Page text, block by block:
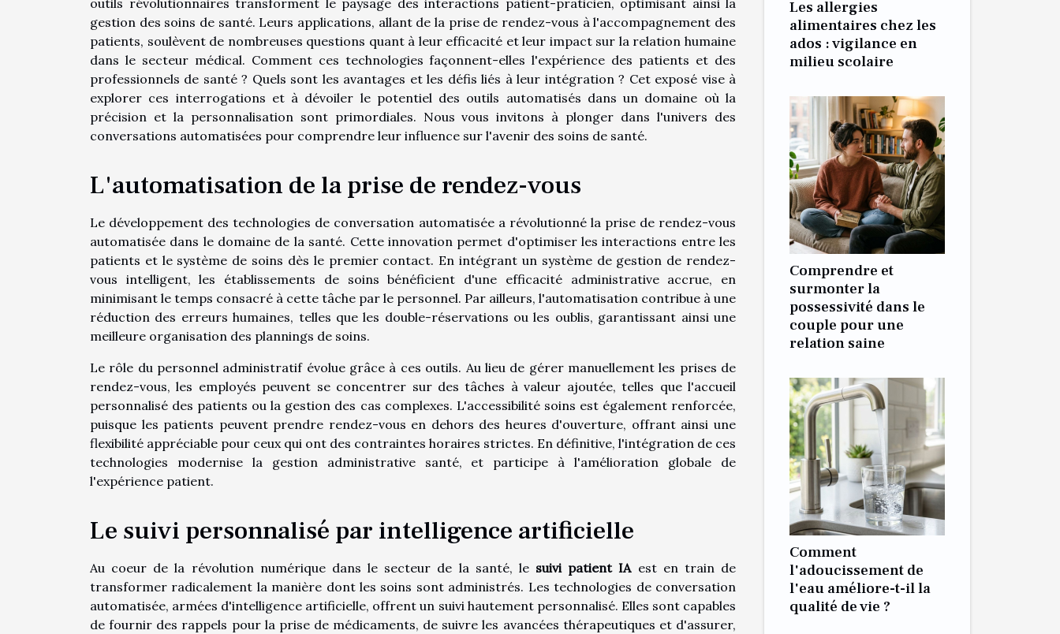
outils révolutionnaires transforment le paysage des interactions patient-praticien, optimisant ainsi la
gestion des soins de santé. Leurs applications, allant de la prise de rendez-vous à l'accompagnement des
patients, soulèvent de nombreuses questions quant à leur efficacité et leur impact sur la relation humaine
dans le secteur médical. Comment ces technologies façonnent-elles l'expérience des patients et des
professionnels de santé ? Quels sont les avantages et les défis liés à leur intégration ? Cet exposé vise à
explorer ces interrogations et à dévoiler le potentiel des outils automatisés dans un domaine où la
précision et la personnalisation sont primordiales. Nous vous invitons à plonger dans l'univers des
conversations automatisées pour comprendre leur influence sur l'avenir des soins de santé.
L'automatisation de la prise de rendez-vous
Le développement des technologies de conversation automatisée a révolutionné la prise de rendez-vous
automatisée dans le domaine de la santé. Cette innovation permet d'optimiser les interactions entre les
patients et le système de soins dès le premier contact. En intégrant un système de gestion de rendez-
vous intelligent, les établissements de soins bénéficient d'une efficacité administrative accrue, en
minimisant le temps consacré à cette tâche par le personnel. Par ailleurs, l'automatisation contribue à une
réduction des erreurs humaines, telles que les double-réservations ou les oublis, garantissant ainsi une
meilleure organisation des plannings de soins.
Le rôle du personnel administratif évolue grâce à ces outils. Au lieu de gérer manuellement les prises de
rendez-vous, les employés peuvent se concentrer sur des tâches à valeur ajoutée, telles que l'accueil
personnalisé des patients ou la gestion des cas complexes. L'accessibilité soins est également renforcée,
puisque les patients peuvent prendre rendez-vous en dehors des heures d'ouverture, offrant ainsi une
flexibilité appréciable pour ceux qui ont des contraintes horaires strictes. En définitive, l'intégration de ces
technologies modernise la gestion administrative santé, et participe à l'amélioration globale de
l'expérience patient.
Le suivi personnalisé par intelligence artificielle
Au coeur de la révolution numérique dans le secteur de la santé, le suivi patient IAest en train de
transformer radicalement la manière dont les soins sont administrés. Les technologies de conversation
automatisée, armées d'intelligence artificielle, offrent un suivi hautement personnalisé. Elles sont capables
de fournir des rappels pour la prise de médicaments, de suivre les avancées thérapeutiques et d'assurer,
Les allergies
alimentaires chez les
ados : vigilance en
milieu scolaire
Comprendre et
surmonter la
possessivité dans le
couple pour une
relation saine
Comment
l'adoucissement de
l'eau améliore-t-il la
qualité de vie ?